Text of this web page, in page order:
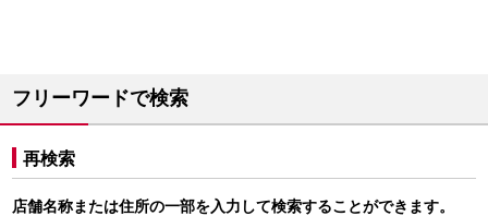
フリーワードで検索
再検索
店舗名称または住所の一部を入力して検索することができます。